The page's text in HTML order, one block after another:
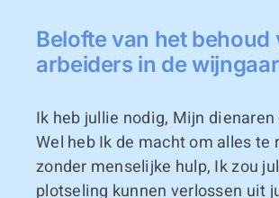
Belofte van het behoud
arbeiders in de
Ik heb jullie nodig, Mijn dienaren
Wel heb Ik de macht om alles te
zonder menselijke hulp, Ik zou
plotseling kunnen verlossen uit